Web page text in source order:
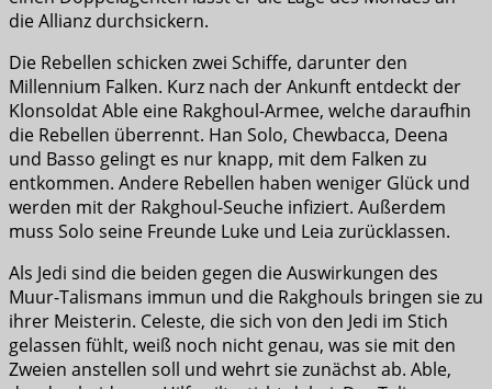
die Allianz durchsickern.
Die Rebellen schicken zwei Schiffe, darunter den
Millennium Falken. Kurz nach der Ankunft entdeckt der
Klonsoldat Able eine Rakghoul-Armee, welche daraufhin
die Rebellen überrennt. Han Solo, Chewbacca, Deena
und Basso gelingt es nur knapp, mit dem Falken zu
entkommen. Andere Rebellen haben weniger Glück und
werden mit der Rakghoul-Seuche infiziert. Außerdem
muss Solo seine Freunde Luke und Leia zurücklassen.
Als Jedi sind die beiden gegen die Auswirkungen des
Muur-Talismans immun und die Rakghouls bringen sie zu
ihrer Meisterin. Celeste, die sich von den Jedi im Stich
gelassen fühlt, weiß noch nicht genau, was sie mit den
Zweien anstellen soll und wehrt sie zunächst ab. Able,